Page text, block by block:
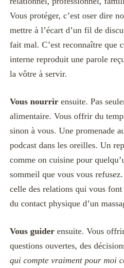
Vous protéger, c’est oser dire
mettre à l’écart d’un fil de
fait mal. C’est reconnaître que
interne reproduit une parole
la vôtre à servir.
Vous nourrir ensuite. Pas
alimentaire. Vous offrir du
sinon à vous. Une promenade
podcast dans les oreilles. Un
comme on cuisine pour
sommeil que vous vous
celle des relations qui vous
du contact physique d’un
Vous guider ensuite. Vous
questions ouvertes, des
qui compte vraiment pour moi